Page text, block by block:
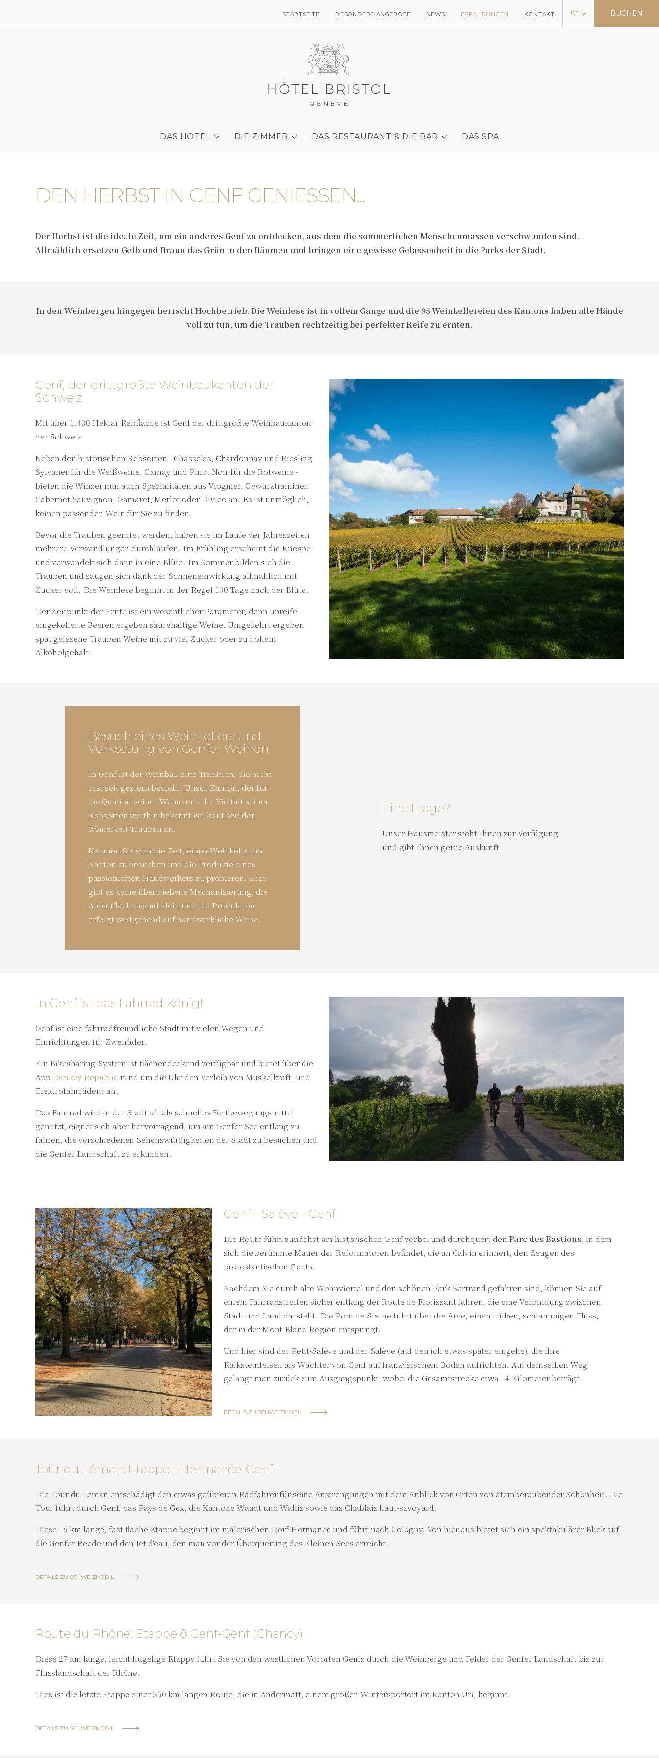
STARTSEITE BESONDERE ANGEBOTE NEWS ERFAHRUNGEN KONTAKT DE BUCHEN
DAS HOTEL DIE ZIMMER DAS RESTAURANT & DIE BAR DAS SPA
DEN HERBST IN GENF GENIESSEN...
Der Herbst ist die ideale Zeit, um ein anderes Genf zu entdecken, aus dem die sommerlichen Menschenmassen verschwunden sind.
Allmählich ersetzen Gelb und Braun das Grün in den Bäumen und bringen eine gewisse Gelassenheit in die Parks der Stadt.
In den Weinbergen hingegen herrscht Hochbetrieb. Die Weinlese ist in vollem Gange und die 95 Weinkellereien des Kantons haben alle Hände
voll zu tun, um die Trauben rechtzeitig bei perfekter Reife zu ernten.
Genf, der drittgrößte Weinbaukanton der
Schweiz
Mit über 1.400 Hektar Rebfläche ist Genf der drittgrößte Weinbaukanton
der Schweiz.
Neben den historischen Rebsorten - Chasselas, Chardonnay und Riesling
Sylvaner für die Weißweine, Gamay und Pinot Noir für die Rotweine -
bieten die Winzer nun auch Spezialitäten aus Viognier, Gewürztraminer,
Cabernet Sauvignon, Gamaret, Merlot oder Divico an. Es ist unmöglich,
keinen passenden Wein für Sie zu finden.
Bevor die Trauben geerntet werden, haben sie im Laufe der Jahreszeiten
mehrere Verwandlungen durchlaufen. Im Frühling erscheint die Knospe
und verwandelt sich dann in eine Blüte. Im Sommer bilden sich die
Trauben und saugen sich dank der Sonneneinwirkung allmählich mit
Zucker voll. Die Weinlese beginnt in der Regel 100 Tage nach der Blüte.
Der Zeitpunkt der Ernte ist ein wesentlicher Parameter, denn unreife
eingekellerte Beeren ergeben säurehaltige Weine. Umgekehrt ergeben
spät gelesene Trauben Weine mit zu viel Zucker oder zu hohem
Alkoholgehalt.
Besuch eines Weinkellers und
Verkostung von Genfer Weinen
In Genf ist der Weinbau eine Tradition, die nicht
erst seit gestern besteht. Unser Kanton, der für
die Qualität seiner Weine und die Vielfalt seiner
Rebsorten weithin bekannt ist, baut seit der
Römerzeit Trauben an.
Nehmen Sie sich die Zeit, einen Weinkeller im
Kanton zu besuchen und die Produkte eines
passionierten Handwerkers zu probieren. Hier
gibt es keine übertriebene Mechanisierung, die
Anbauflächen sind klein und die Produktion
erfolgt weitgehend auf handwerkliche Weise.
Eine Frage?
Unser Hausmeister steht Ihnen zur Verfügung
und gibt Ihnen gerne Auskunft
In Genf ist das Fahrrad König!
Genf ist eine fahrradfreundliche Stadt mit vielen Wegen und
Einrichtungen für Zweiräder.
Ein Bikesharing-System ist flächendeckend verfügbar und bietet über die
App Donkey Republic rund um die Uhr den Verleih von Muskelkraft- und
Elektrofahrrädern an.
Das Fahrrad wird in der Stadt oft als schnelles Fortbewegungsmittel
genutzt, eignet sich aber hervorragend, um am Genfer See entlang zu
fahren, die verschiedenen Sehenswürdigkeiten der Stadt zu besuchen und
die Genfer Landschaft zu erkunden.
Genf - Salève - Genf
Die Route führt zunächst am historischen Genf vorbei und durchquert den Parc des Bastions, in dem
sich die berühmte Mauer der Reformatoren befindet, die an Calvin erinnert, den Zeugen des
protestantischen Genfs.
Nachdem Sie durch alte Wohnviertel und den schönen Park Bertrand gefahren sind, können Sie auf
einem Fahrradstreifen sicher entlang der Route de Florissant fahren, die eine Verbindung zwischen
Stadt und Land darstellt. Die Pont de Sierne führt über die Arve, einen trüben, schlammigen Fluss,
der in der Mont-Blanc-Region entspringt.
Und hier sind der Petit-Salève und der Salève (auf den ich etwas später eingehe), die ihre
Kalksteinfelsen als Wächter von Genf auf französischem Boden aufrichten. Auf demselben Weg
gelangt man zurück zum Ausgangspunkt, wobei die Gesamtstrecke etwa 14 Kilometer beträgt.
DETAILS ZU SCHWEIZMOBIL
Tour du Léman: Etappe 1 Hermance-Genf
Die Tour du Léman entschädigt den etwas geübteren Radfahrer für seine Anstrengungen mit dem Anblick von Orten von atemberaubender Schönheit. Die
Tour führt durch Genf, das Pays de Gex, die Kantone Waadt und Wallis sowie das Chablais haut-savoyard.
Diese 16 km lange, fast flache Etappe beginnt im malerischen Dorf Hermance und führt nach Cologny. Von hier aus bietet sich ein spektakulärer Blick auf
die Genfer Reede und den Jet d'eau, den man vor der Überquerung des Kleinen Sees erreicht.
DETAILS ZU SCHWEIZMOBIL
Route du Rhône: Etappe 8 Genf-Genf (Chancy)
Diese 27 km lange, leicht hügelige Etappe führt Sie von den westlichen Vororten Genfs durch die Weinberge und Felder der Genfer Landschaft bis zur
Flusslandschaft der Rhône.
Dies ist die letzte Etappe einer 350 km langen Route, die in Andermatt, einem großen Wintersportort im Kanton Uri, beginnt.
DETAILS ZU SCHWEIZMOBIL